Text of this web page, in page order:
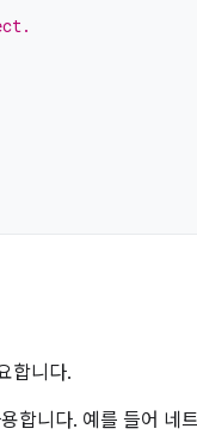
합니다.
합니다. 예를 들어 네